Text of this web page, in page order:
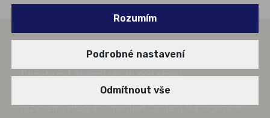
Chcete mít firemní obsah pod plnou
Pomůžeme vám s implementací,
rozvojem i integrací OpenText Content Management
Rozumím
Podrobné nastavení
Odmítnout vše